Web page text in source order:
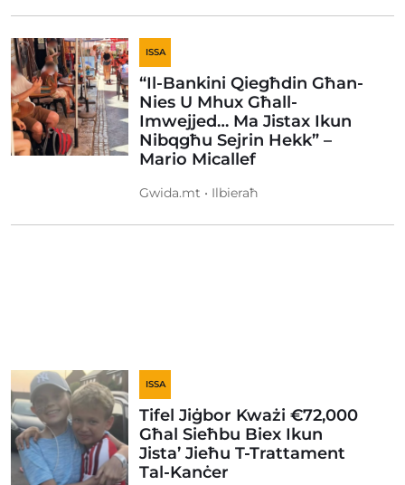
ISSA
“Il-Bankini Qiegħdin Għan-
Nies U Mhux Għall-
Imwejjed… Ma Jistax Ikun
Nibqgħu Sejrin Hekk” –
Mario Micallef
Gwida.mt • Ilbieraħ
ISSA
Tifel Jiġbor Kważi €72,000
Għal Sieħbu Biex Ikun
Jista’ Jieħu T-Trattament
Tal-Kanċer